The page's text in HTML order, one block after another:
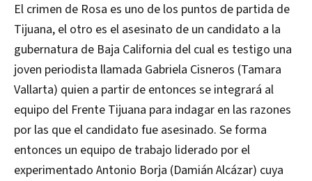
El crimen de Rosa es uno de los puntos de partida de
Tijuana, el otro es el asesinato de un candidato a la
gubernatura de Baja California del cual es testigo una
joven periodista llamada Gabriela Cisneros (Tamara
Vallarta) quien a partir de entonces se integrará al
equipo del Frente Tijuana para indagar en las razones
por las que el candidato fue asesinado. Se forma
entonces un equipo de trabajo liderado por el
experimentado Antonio Borja (Damián Alcázar) cuya